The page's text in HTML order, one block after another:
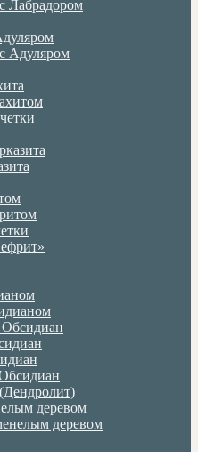
Лабрадором
Адуляром
деревом
деревом